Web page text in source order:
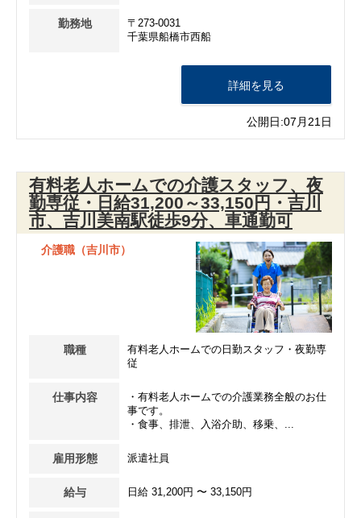
勤務地
〒273-0031
千葉県船橋市西船
詳細を見る
公開日:07月21日
有料老人ホームでの介護スタッフ、夜
勤専従・日給31,200～33,150円・吉川
市、吉川美南駅徒歩9分、車通勤可
介護職（吉川市）
職種
有料老人ホームでの日勤スタッフ・夜勤専
従
仕事内容
・有料老人ホームでの介護業務全般のお仕
事です。
・食事、排泄、入浴介助、移乗、...
雇用形態 派遣社員
給与 日給 31,200円 〜 33,150円